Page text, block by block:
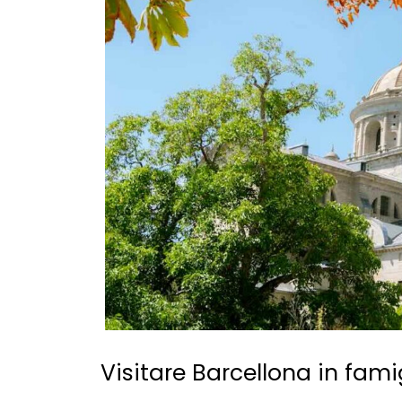
Visitare Barcellona in